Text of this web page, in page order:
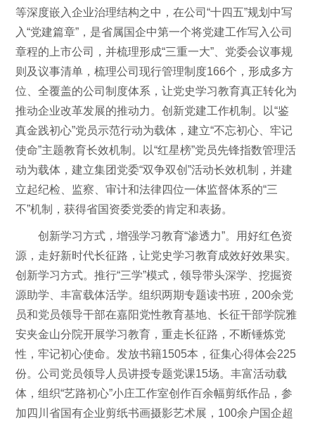
等深度嵌入企业治理结构之中，在公司“十四五”规划中写
入“党建篇章”，是省属国企中第一个将党建工作写入公司
章程的上市公司，并梳理形成“三重一大”、党委会议事规
则及议事清单，梳理公司现行管理制度166个，形成多方
位、全覆盖的公司制度体系，让党史学习教育真正转化为
推动企业改革发展的推动力。创新党建工作机制。以“鉴
真金践初心”党员示范行动为载体，建立“不忘初心、牢记
使命”主题教育长效机制。以“红星榜”党员先锋指数管理活
动为载体，建立集团党委“双争双创”活动长效机制，并建
立起纪检、监察、审计和法律四位一体监督体系的“三
不”机制，获得省国资委党委的肯定和表扬。
创新学习方式，增强学习教育“渗透力”。用好红色资
源，走好新时代长征路，让党史学习教育成效好效果实。
创新学习方式。推行“三学”模式，领导带头深学、挖掘资
源助学、丰富载体活学。组织两期专题读书班，200余党
员和党员领导干部在嘉阳党性教育基地、长征干部学院雅
安夹金山分院开展学习教育，重走长征路，不断锤炼党
性，牢记初心使命。发放书籍1505本，征集心得体会225
份。公司党员领导人员讲授专题党课15场。丰富活动载
体，组织“艺路初心”小庄工作室创作百余幅剪纸作品，参
加四川省国有企业剪纸书画摄影艺术展，100余户国企超